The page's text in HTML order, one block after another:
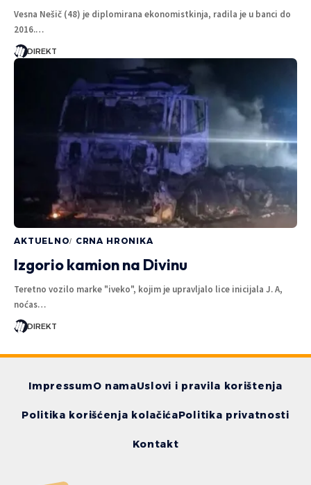
Vesna Nešič (48) je diplomirana ekonomistkinja, radila je u banci do
2016.…
DIREKT
AKTUELNO CRNA HRONIKA
Izgorio kamion na Divinu
Teretno vozilo marke "iveko", kojim je upravljalo lice inicijala J. A,
noćas…
DIREKT
ImpressumO namaUslovi i pravila korištenja
Politika korišćenja kolačićaPolitika privatnosti
Kontakt